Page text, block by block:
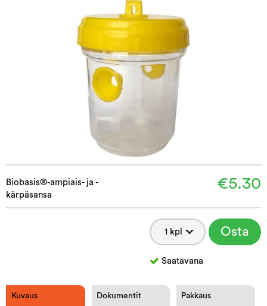
Biobasis®-ampiais- ja -
kärpäsansa
€5.30
Osta
Saatavana
Kuvaus Dokumentit Pakkaus